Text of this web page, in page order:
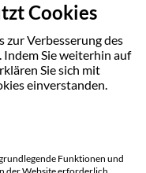
Cookies
zur Verbesserung des
Indem Sie weiterhin auf
Sie sich mit
einverstanden.
Funktionen und